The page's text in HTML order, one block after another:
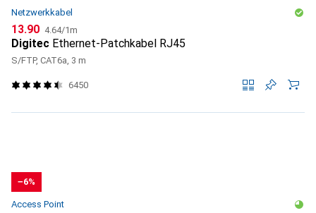
Netzwerkkabel
CHF
13.90 CHF
4.64/1m
Digitec Ethernet-Patchkabel RJ45
S/FTP, CAT6a, 3 m
6450
−6%
Access Point